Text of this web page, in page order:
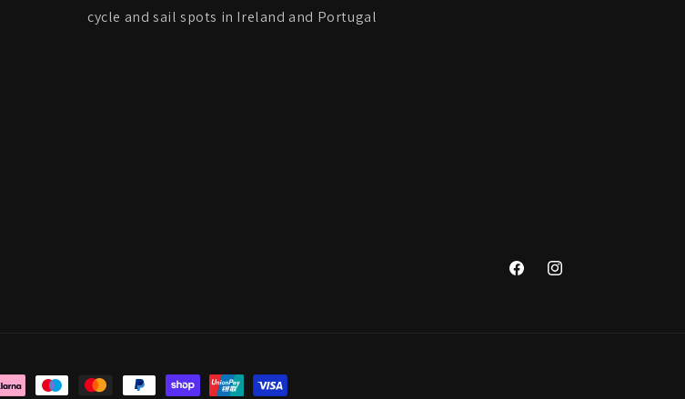
cycle and sail spots in Ireland and Portugal
FacebookInstagram